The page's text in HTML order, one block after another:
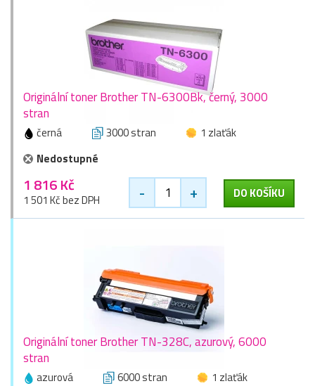
Originální toner Brother TN-6300Bk, černý, 3000
stran
černá 3000 stran
1 zlaťák
Nedostupné
1 816 Kč
1 501 Kč bez DPH - + DO KOŠÍKU
Originální toner Brother TN-328C, azurový, 6000
stran
azurová 6000 stran
1 zlaťák